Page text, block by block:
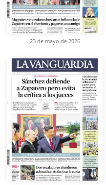
23 de mayo de 2026